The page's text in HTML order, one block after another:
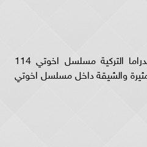
ووصف المتابعون وعشاق الدراما التركية مسلسل اخوتي 114
والشيقة داخل مسلسل اخوتي